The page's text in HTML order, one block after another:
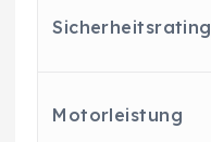
Sicherheitsrating
Motorleistung